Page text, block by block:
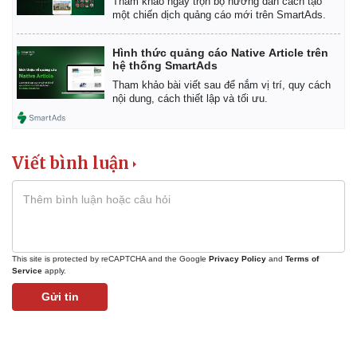
một chiến dịch quảng cáo mới trên SmartAds.
Hình thức quảng cáo Native Article trên
hệ thống SmartAds
Tham khảo bài viết sau để nắm vị trí, quy cách
nội dung, cách thiết lập và tối ưu.
Viết bình luận
This site is protected by reCAPTCHA and the Google Privacy Policy and Terms of
Service apply.
Gửi tin